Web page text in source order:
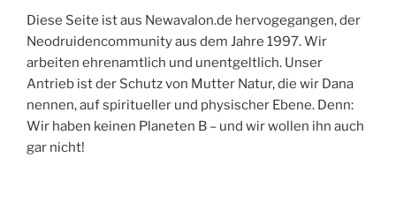
Diese Seite ist aus Newavalon.de hervogegangen, der
Neodruidencommunity aus dem Jahre 1997. Wir
arbeiten ehrenamtlich und unentgeltlich. Unser
Antrieb ist der Schutz von Mutter Natur, die wir Dana
nennen, auf spiritueller und physischer Ebene. Denn:
Wir haben keinen Planeten B – und wir wollen ihn auch
gar nicht!